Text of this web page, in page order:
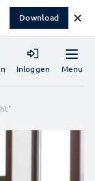
Download ✕
Menu
Inloggen